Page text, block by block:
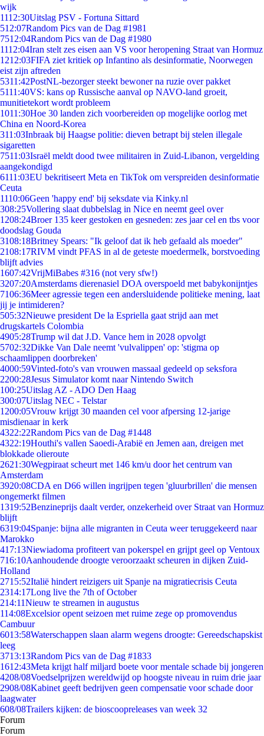
wijk
1112:30Uitslag PSV - Fortuna Sittard
512:07Random Pics van de Dag #1981
7512:04Random Pics van de Dag #1980
1112:04Iran stelt zes eisen aan VS voor heropening Straat van Hormuz
1212:03FIFA ziet kritiek op Infantino als desinformatie, Noorwegen
eist zijn aftreden
5311:42PostNL-bezorger steekt bewoner na ruzie over pakket
5111:40VS: kans op Russische aanval op NAVO-land groeit,
munitietekort wordt probleem
1011:30Hoe 30 landen zich voorbereiden op mogelijke oorlog met
China en Noord-Korea
311:03Inbraak bij Haagse politie: dieven betrapt bij stelen illegale
sigaretten
7511:03Israël meldt dood twee militairen in Zuid-Libanon, vergelding
aangekondigd
6111:03EU bekritiseert Meta en TikTok om verspreiden desinformatie
Ceuta
1110:06Geen 'happy end' bij seksdate via Kinky.nl
308:25Vollering slaat dubbelslag in Nice en neemt geel over
1208:24Broer 135 keer gestoken en gesneden: zes jaar cel en tbs voor
doodslag Gouda
3108:18Britney Spears: "Ik geloof dat ik heb gefaald als moeder"
2108:17RIVM vindt PFAS in al de geteste moedermelk, borstvoeding
blijft advies
1607:42VrijMiBabes #316 (not very sfw!)
3207:20Amsterdams dierenasiel DOA overspoeld met babykonijntjes
7106:36Meer agressie tegen een andersluidende politieke mening, laat
jij je intimideren?
505:32Nieuwe president De la Espriella gaat strijd aan met
drugskartels Colombia
4905:28Trump wil dat J.D. Vance hem in 2028 opvolgt
5702:32Dikke Van Dale neemt 'vulvalippen' op: 'stigma op
schaamlippen doorbreken'
4000:59Vinted-foto's van vrouwen massaal gedeeld op seksfora
2200:28Jesus Simulator komt naar Nintendo Switch
100:25Uitslag AZ - ADO Den Haag
300:07Uitslag NEC - Telstar
1200:05Vrouw krijgt 30 maanden cel voor afpersing 12-jarige
misdienaar in kerk
4322:22Random Pics van de Dag #1448
4322:19Houthi's vallen Saoedi-Arabië en Jemen aan, dreigen met
blokkade olieroute
2621:30Wegpiraat scheurt met 146 km/u door het centrum van
Amsterdam
3920:08CDA en D66 willen ingrijpen tegen 'gluurbrillen' die mensen
ongemerkt filmen
1319:52Benzineprijs daalt verder, onzekerheid over Straat van Hormuz
blijft
6319:04Spanje: bijna alle migranten in Ceuta weer teruggekeerd naar
Marokko
417:13Niewiadoma profiteert van pokerspel en grijpt geel op Ventoux
716:10Aanhoudende droogte veroorzaakt scheuren in dijken Zuid-
Holland
2715:52Italië hindert reizigers uit Spanje na migratiecrisis Ceuta
2314:17Long live the 7th of October
214:11Nieuw te streamen in augustus
114:08Excelsior opent seizoen met ruime zege op promovendus
Cambuur
6013:58Waterschappen slaan alarm wegens droogte: Gereedschapskist
leeg
3713:13Random Pics van de Dag #1833
1612:43Meta krijgt half miljard boete voor mentale schade bij jongeren
4208/08Voedselprijzen wereldwijd op hoogste niveau in ruim drie jaar
2908/08Kabinet geeft bedrijven geen compensatie voor schade door
laagwater
608/08Trailers kijken: de bioscoopreleases van week 32
Forum
Forum